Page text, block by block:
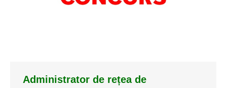
Administrator de rețea de